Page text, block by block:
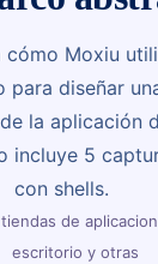
cómo Moxiu
para diseñar
la aplicación
incluye 5
con shells.
de
escritorio y otras